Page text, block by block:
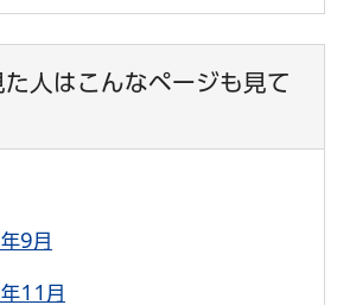
人はこんなページも見て
9月
11月